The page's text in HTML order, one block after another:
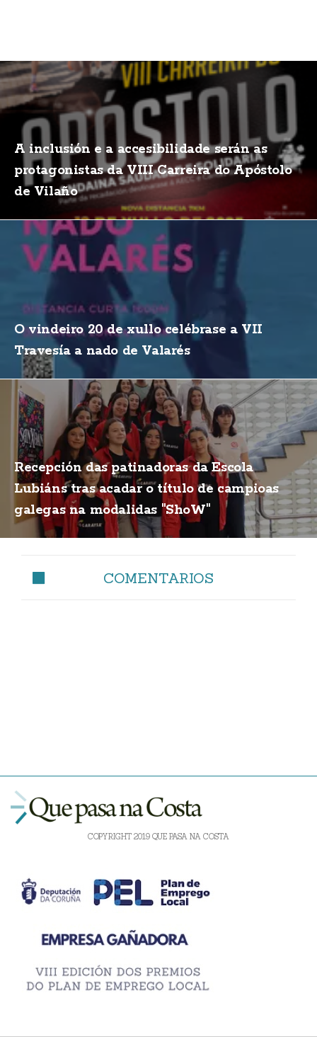
A inclusión e a accesibilidade serán as
protagonistas da VIII Carreira do Apóstolo
de Vilaño
O vindeiro 20 de xullo celébrase a VII
Travesía a nado de Valarés
Recepción das patinadoras da Escola
Lubiáns tras acadar o título de campioas
galegas na modalidas "ShoW"
COMENTARIOS
COPYRIGHT 2019 QUE PASA NA COSTA